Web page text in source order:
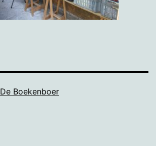
De Boekenboer